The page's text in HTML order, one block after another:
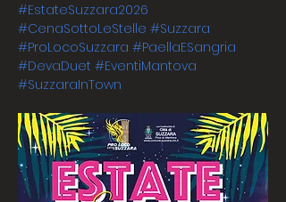
#EstateSuzzara2026
#CenaSottoLeStelle #Suzzara
#ProLocoSuzzara #PaellaESangria
#DevaDuet #EventiMantova
#SuzzaraInTown